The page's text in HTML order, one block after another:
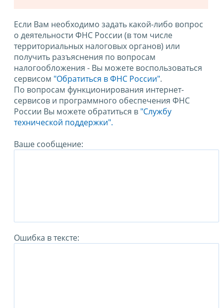
Если Вам необходимо задать какой-либо вопрос
о деятельности ФНС России (в том числе
территориальных налоговых органов) или
получить разъяснения по вопросам
налогообложения - Вы можете воспользоваться
сервисом "Обратиться в ФНС России".
По вопросам функционирования интернет-
сервисов и программного обеспечения ФНС
России Вы можете обратиться в "Службу
технической поддержки".
Ваше сообщение:
Ошибка в тексте: